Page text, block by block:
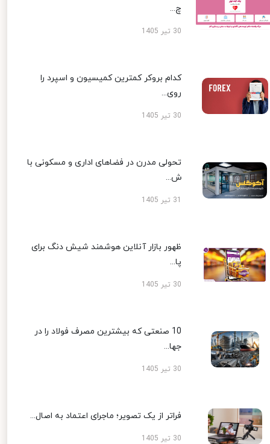
چ...
30 تیر 1405
کدام بروکر کمترین کمیسیون و اسپرد را
روی...
30 تیر 1405
تحولی مدرن در فضاهای اداری و مسکونی با
ش...
ظهور بازار آنلاین هوشمند شیش دنگ برای
پا...
30 تیر 1405
10 صنعتی که بیشترین مصرف فولاد را در
جها...
30 تیر 1405
فراتر از یک تصویر؛ ماجرای اعتماد به اصال...
30 تیر 1405